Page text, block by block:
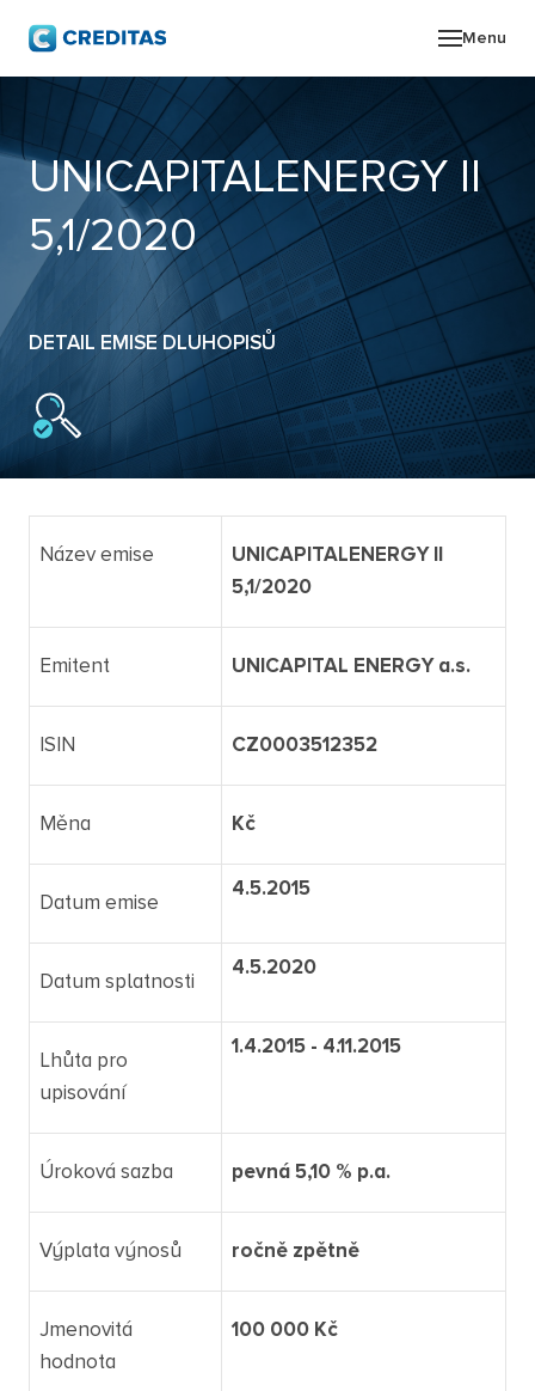
Menu
UNICAPITALENERGY II
5,1/2020
DETAIL EMISE DLUHOPISŮ
Název emise
UNICAPITALENERGY II
5,1/2020
Emitent UNICAPITAL ENERGY a.s.
ISIN CZ0003512352
Měna Kč
Datum emise
4.5.2015
Datum splatnosti
4.5.2020
Lhůta pro
upisování
1.4.2015 - 4.11.2015
Úroková sazba pevná 5,10 % p.a.
Výplata výnosů ročně zpětně
Jmenovitá
hodnota
100 000 Kč